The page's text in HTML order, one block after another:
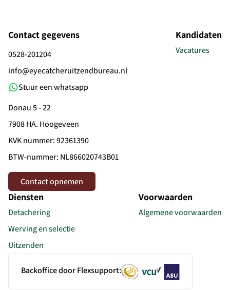
Contact gegevens
0528-201204
info@eyecatcheruitzendbureau.nl
Stuur een whatsapp
Donau 5 - 22
7908 HA. Hoogeveen
KVK nummer: 92361390
BTW-nummer: NL866020743B01
Contact opnemen
Kandidaten
Vacatures
Diensten
Detachering
Werving en selectie
Uitzenden
Voorwaarden
Algemene voorwaarden
Backoffice door Flexsupport: